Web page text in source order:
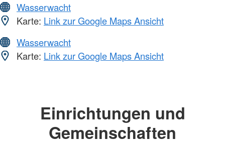
Wasserwacht
Karte: Link zur Google Maps Ansicht
Wasserwacht
Karte: Link zur Google Maps Ansicht
Einrichtungen und
Gemeinschaften